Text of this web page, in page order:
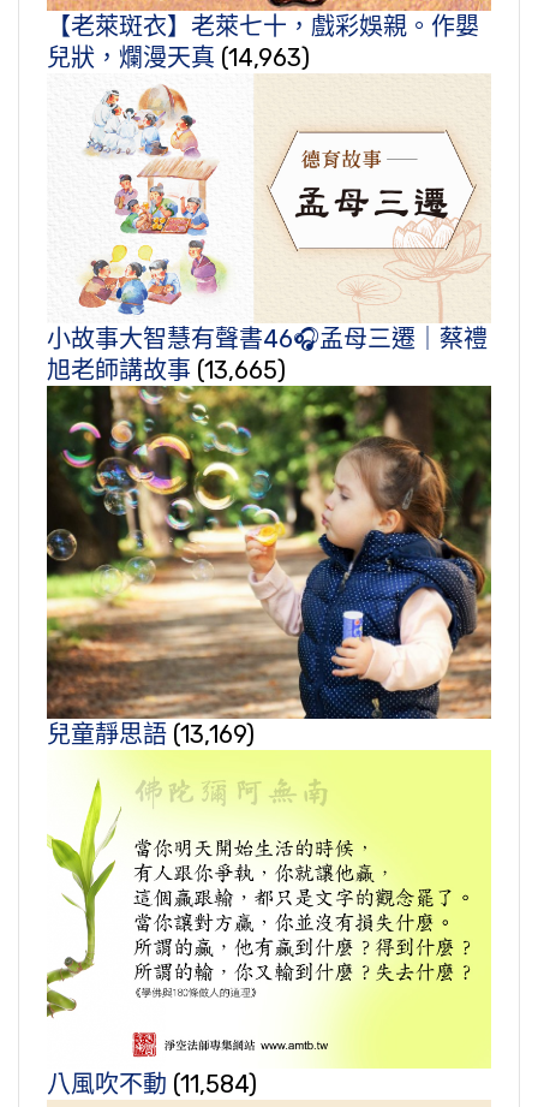
【老萊斑衣】老萊七十，戲彩娛親。作嬰
兒狀，爛漫天真 (14,963)
小故事大智慧有聲書46🎧孟母三遷｜蔡禮
旭老師講故事 (13,665)
兒童靜思語 (13,169)
八風吹不動 (11,584)